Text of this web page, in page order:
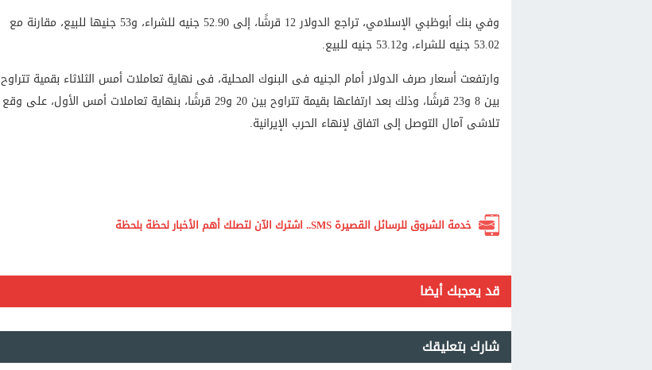
وفي بنك أبوظبي الإسلامي، تراجع الدولار 12 قرشًا، إلى 52.90 جنيه للشراء، و53 جنيها للبيع، مقارنة مع
53.02 جنيه للشراء، و53.12 جنيه للبيع.
وارتفعت أسعار صرف الدولار أمام الجنيه فى البنوك المحلية، فى نهاية تعاملات أمس الثلاثاء بقمية تتراوح
بين 8 و23 قرشًا، وذلك بعد ارتفاعها بقيمة تتراوح بين 20 و29 قرشًا، بنهاية تعاملات أمس الأول، على وقع
تلاشى آمال التوصل إلى اتفاق لإنهاء الحرب الإيرانية.
خدمة الشروق للرسائل القصيرة SMS.. اشترك الآن لتصلك أهم الأخبار لحظة بلحظة
قد يعجبك أيضا
شارك بتعليقك